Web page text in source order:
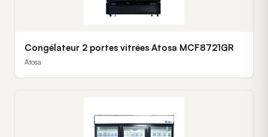
Congélateur 2 portes vitrées Atosa MCF8721GR
Atosa